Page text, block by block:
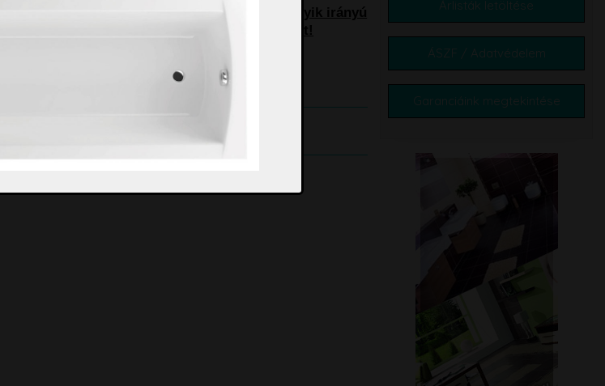
Kérjük, hogy megrendelésében tüntesse fel, melyik irányú
kivitelben (balos vagy jobbos) kéri a kádparavánt!
Kérdés esetén kollégáink szívesen segítenek!
Árlisták letöltése
ÁSZF / Adatvédelem
Garanciáink megtekintése